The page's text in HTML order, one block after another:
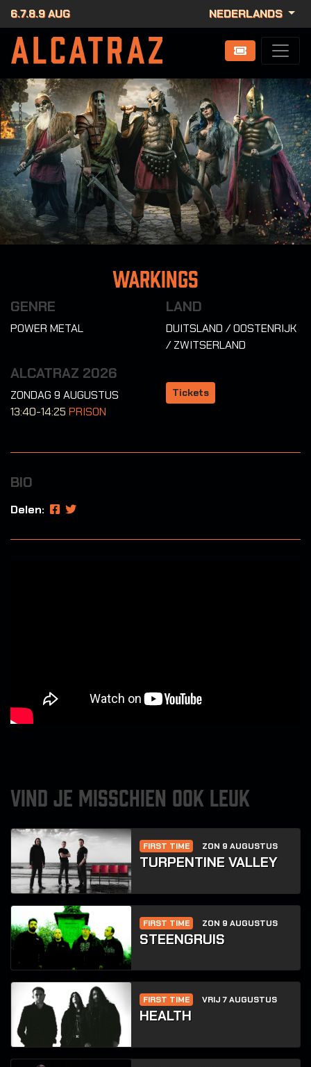
6.7.8.9 AUG NEDERLANDS
Warkings
GENRE
POWER METAL
LAND
DUITSLAND / OOSTENRIJK
/ ZWITSERLAND
ALCATRAZ 2026
ZONDAG 9 AUGUSTUS
13:40-14:25 PRISON
Tickets
BIO
Delen:
VIND JE MISSCHIEN OOK LEUK
FIRST TIME ZON 9 AUGUSTUS
TURPENTINE VALLEY
FIRST TIME ZON 9 AUGUSTUS
STEENGRUIS
FIRST TIME VRIJ 7 AUGUSTUS
HEALTH